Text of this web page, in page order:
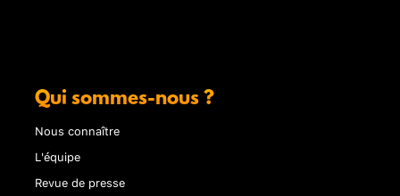
Qui sommes-nous ?
Nous connaître
L'équipe
Revue de presse